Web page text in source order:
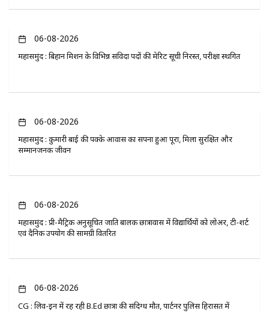
06-08-2026
महासमुंद : बिहान मिशन के विभिन्न संविदा पदों की मेरिट सूची निरस्त, परीक्षा स्थगित
06-08-2026
महासमुंद : कुमारी बाई की पक्के आवास का सपना हुआ पूरा, मिला सुरक्षित और
सम्मानजनक जीवन
06-08-2026
महासमुंद : प्री-मैट्रिक अनुसूचित जाति बालक छात्रावास में विद्यार्थियों को लोअर, टी-शर्ट
एवं दैनिक उपयोग की सामग्री वितरित
06-08-2026
CG : लिव-इन में रह रही B.Ed छात्रा की संदिग्ध मौत, पार्टनर पुलिस हिरासत में